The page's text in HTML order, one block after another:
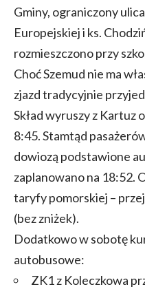
Gminy, ograniczony
Europejskiej i ks.
rozmieszczono przy
Choć Szemud nie ma
zjazd tradycyjnie
Skład wyruszy z Kartuz
8:45. Stamtąd
dowiozą podstawione
zaplanowano na 18:52.
taryfy pomorskiej –
(bez zniżek).
Dodatkowo w sobotę
autobusowe:
ZK1 z Koleczkowa